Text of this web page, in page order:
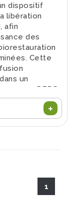
de
introduites
manipuler ou
dispositif
libération
afin
des
Cette
un
ou en PEBD
empilé pour
du panache
efficace
1